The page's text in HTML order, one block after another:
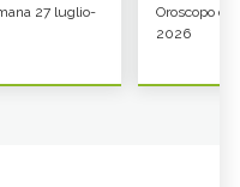
27 luglio-
Oroscopo di
2026